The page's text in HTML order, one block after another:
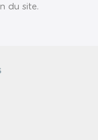
du site.